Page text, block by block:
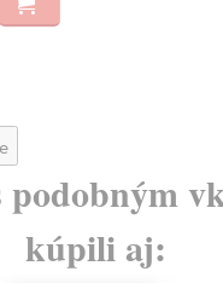
kúpili aj: